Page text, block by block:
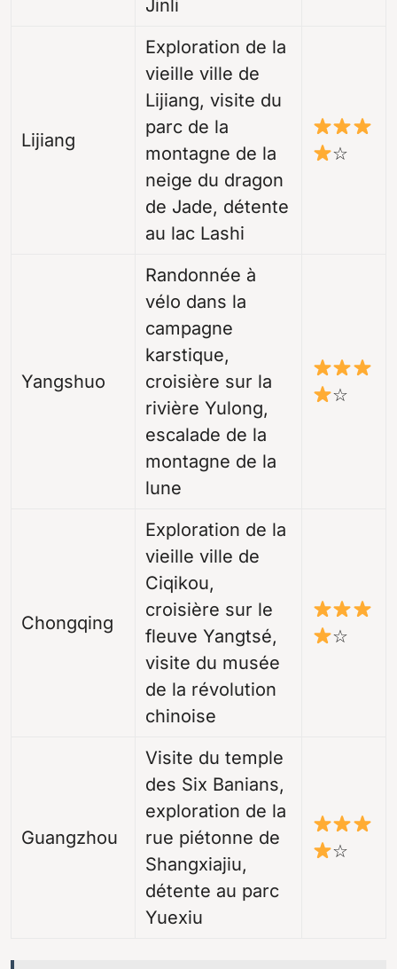
Jinli
Lijiang
Exploration de la
vieille ville de
Lijiang, visite du
parc de la
montagne de la
neige du dragon
de Jade, détente
au lac Lashi
☆
Yangshuo
Randonnée à
vélo dans la
campagne
karstique,
croisière sur la
rivière Yulong,
escalade de la
montagne de la
lune
☆
Chongqing
Exploration de la
vieille ville de
Ciqikou,
croisière sur le
fleuve Yangtsé,
visite du musée
de la révolution
chinoise
☆
Guangzhou
Visite du temple
des Six Banians,
exploration de la
rue piétonne de
Shangxiajiu,
détente au parc
Yuexiu
☆